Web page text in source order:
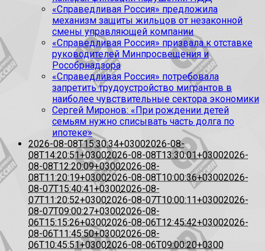
«Справедливая Россия» предложила
механизм защиты жильцов от незаконной
смены управляющей компании
«Справедливая Россия» призвала к отставке
руководителей Минпросвещения и
Рособрнадзора
«Справедливая Россия» потребовала
запретить трудоустройство мигрантов в
наиболее чувствительные сектора экономики
Сергей Миронов: «При рождении детей
семьям нужно списывать часть долга по
ипотеке»
2026-08-08T15:30:34+03002026-08-
08T14:20:51+03002026-08-08T13:30:01+03002026-
08-08T12:20:09+03002026-08-
08T11:20:19+03002026-08-08T10:00:36+03002026-
08-07T15:40:41+03002026-08-
07T11:20:52+03002026-08-07T10:00:11+03002026-
08-07T09:00:27+03002026-08-
06T15:15:26+03002026-08-06T12:45:42+03002026-
08-06T11:45:50+03002026-08-
06T10:45:51+03002026-08-06T09:00:20+0300